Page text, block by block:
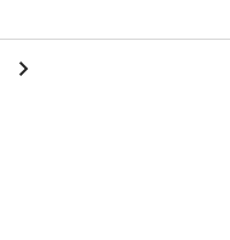
chevron_right